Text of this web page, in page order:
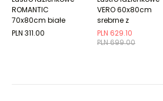
PLN 311.00
ROMANTIC
70x80cm białe
PLN 699.00
PLN 629.10
VERO 60x80cm
srebrne z
oświetleniem LED